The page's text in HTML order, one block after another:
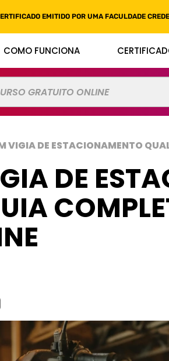
EMITIDO POR UMA FACULDADE
COMO FUNCIONA
VIGIA DE ESTACIONAMENTO
DE